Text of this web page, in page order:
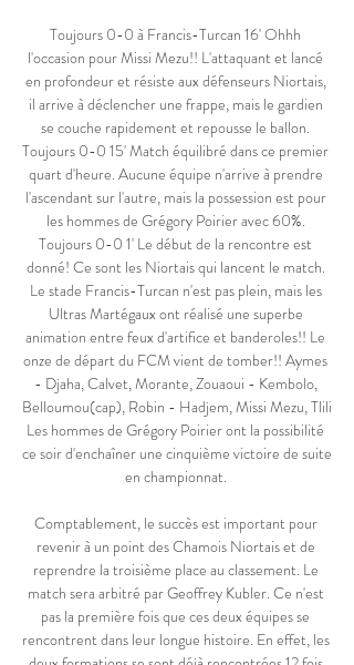
Toujours 0-0 à Francis-Turcan 16' Ohhh
l'occasion pour Missi Mezu!! L'attaquant et lancé
en profondeur et résiste aux défenseurs Niortais,
il arrive à déclencher une frappe, mais le gardien
se couche rapidement et repousse le ballon.
Toujours 0-0 15' Match équilibré dans ce premier
quart d'heure. Aucune équipe n'arrive à prendre
l'ascendant sur l'autre, mais la possession est pour
les hommes de Grégory Poirier avec 60%.
Toujours 0-0 1' Le début de la rencontre est
donné! Ce sont les Niortais qui lancent le match.
Le stade Francis-Turcan n'est pas plein, mais les
Ultras Martégaux ont réalisé une superbe
animation entre feux d'artifice et banderoles!! Le
onze de départ du FCM vient de tomber!! Aymes
- Djaha, Calvet, Morante, Zouaoui - Kembolo,
Belloumou(cap), Robin - Hadjem, Missi Mezu, Tlili
Les hommes de Grégory Poirier ont la possibilité
ce soir d'enchaîner une cinquième victoire de suite
en championnat.
Comptablement, le succès est important pour
revenir à un point des Chamois Niortais et de
reprendre la troisième place au classement. Le
match sera arbitré par Geoffrey Kubler. Ce n'est
pas la première fois que ces deux équipes se
rencontrent dans leur longue histoire. En effet, les